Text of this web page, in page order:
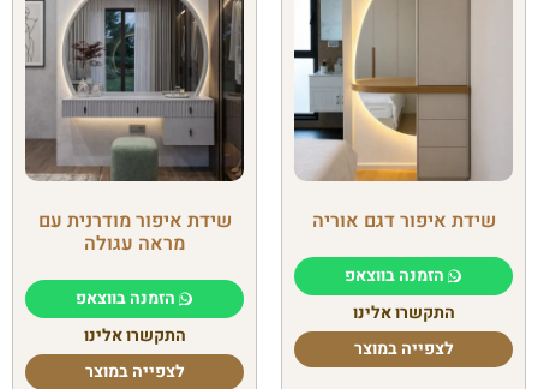
שידת איפור דגם אוריה
הזמנה בווצאפ
התקשרו אלינו
לצפייה במוצר
שידת איפור מודרנית עם
מראה עגולה
הזמנה בווצאפ
התקשרו אלינו
לצפייה במוצר